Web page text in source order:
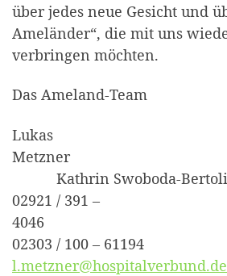
über jedes neue Gesicht und
Ameländer“, die mit uns
verbringen möchten.
Das Ameland-Team
Lukas
Kathrin Swoboda-
02921 / 391 –
02303 / 100 – 61194
l.metzner@hospitalverbund.de